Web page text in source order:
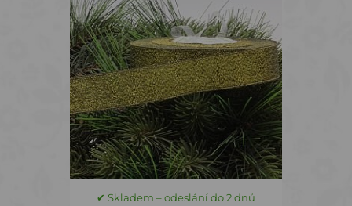
✔ Skladem – odeslání do 2 dnů